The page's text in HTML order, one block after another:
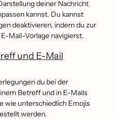
deiner Nachricht
kannst. Du kannst
deaktivieren, indem du zur
Mail-Vorlage navigierst.
und E-Mail
du bei der
Betreff und in E-Mails
wie unterschiedlich Emojis
werden.